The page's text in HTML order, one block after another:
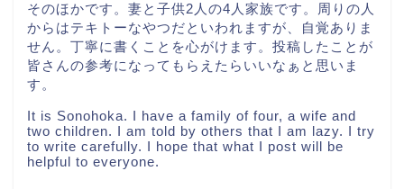
そのほかです。妻と子供2人の4人家族です。周りの人
からはテキトーなやつだといわれますが、自覚ありま
せん。丁寧に書くことを心がけます。投稿したことが
皆さんの参考になってもらえたらいいなぁと思いま
す。
It is Sonohoka. I have a family of four, a wife and
two children. I am told by others that I am lazy. I try
to write carefully. I hope that what I post will be
helpful to everyone.